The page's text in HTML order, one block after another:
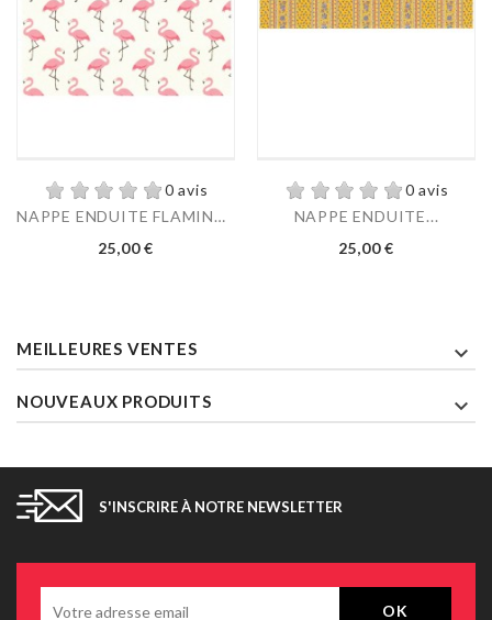
0 avis
NAPPE ENDUITE FLAMINGO...
Prix
25,00 €
0 avis
NAPPE ENDUITE...
Prix
25,00 €
MEILLEURES VENTES 
NOUVEAUX PRODUITS 
S'INSCRIRE À NOTRE NEWSLETTER